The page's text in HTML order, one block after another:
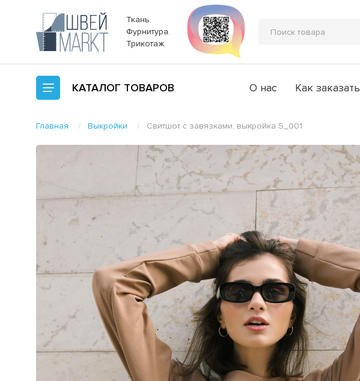
Ткань.
Фурнитура.
Трикотаж.
КАТАЛОГ ТОВАРОВ О нас Как заказать
Главная Выкройки Свитшот с завязками, выкройка S_001